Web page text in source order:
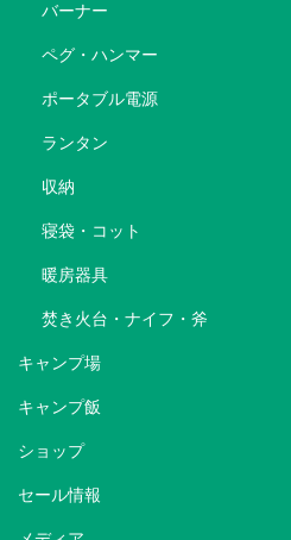
バーナー
ペグ・ハンマー
ポータブル電源
ランタン
収納
寝袋・コット
暖房器具
焚き火台・ナイフ・斧
キャンプ場
キャンプ飯
ショップ
セール情報